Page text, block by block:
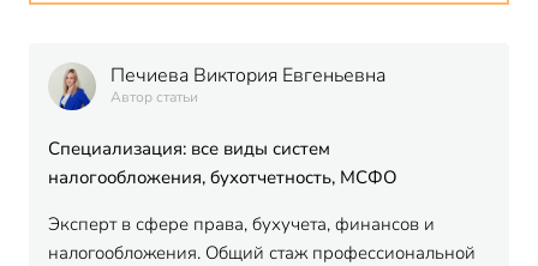
Печиева Виктория Евгеньевна
Автор статьи
Специализация: все виды систем
налогообложения, бухотчетность, МСФО
Эксперт в сфере права, бухучета, финансов и
налогообложения. Общий стаж профессиональной